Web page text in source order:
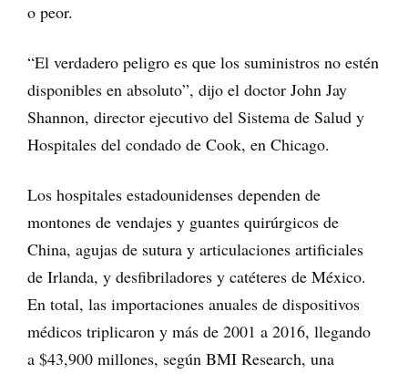
o peor.
“El verdadero peligro es que los suministros no estén
disponibles en absoluto”, dijo el doctor John Jay
Shannon, director ejecutivo del Sistema de Salud y
Hospitales del condado de Cook, en Chicago.
Los hospitales estadounidenses dependen de
montones de vendajes y guantes quirúrgicos de
China, agujas de sutura y articulaciones artificiales
de Irlanda, y desfibriladores y catéteres de México.
En total, las importaciones anuales de dispositivos
médicos triplicaron y más de 2001 a 2016, llegando
a $43,900 millones, según BMI Research, una